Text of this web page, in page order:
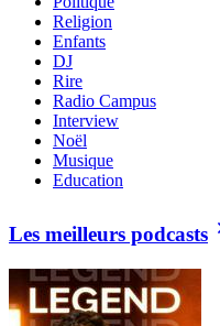
Religion
Enfants
DJ
Rire
Radio Campus
Interview
Noël
Musique
Education
Les meilleurs podcasts